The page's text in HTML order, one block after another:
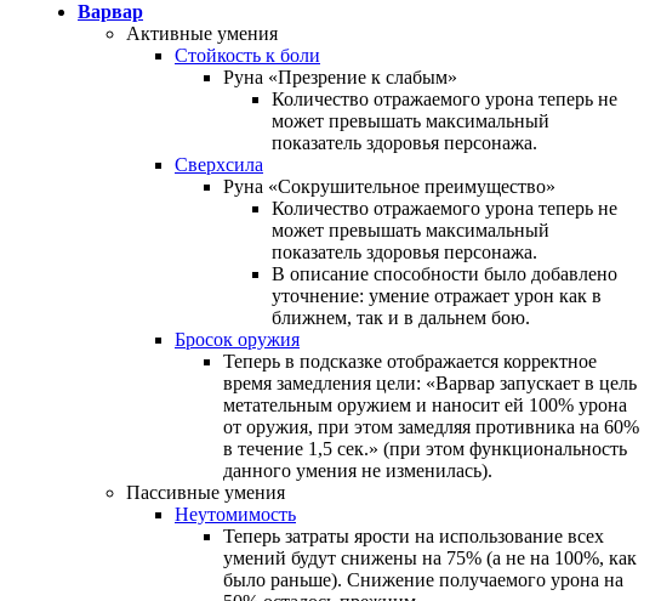
Варвар
Активные умения
Стойкость к боли
Руна «Презрение к слабым»
Количество отражаемого урона теперь не
может превышать максимальный
показатель здоровья персонажа.
Сверхсила
Руна «Сокрушительное преимущество»
Количество отражаемого урона теперь не
может превышать максимальный
показатель здоровья персонажа.
В описание способности было добавлено
уточнение: умение отражает урон как в
ближнем, так и в дальнем бою.
Бросок оружия
Теперь в подсказке отображается корректное
время замедления цели: «Варвар запускает в цель
метательным оружием и наносит ей 100% урона
от оружия, при этом замедляя противника на 60%
в течение 1,5 сек.» (при этом функциональность
данного умения не изменилась).
Пассивные умения
Неутомимость
Теперь затраты ярости на использование всех
умений будут снижены на 75% (а не на 100%, как
было раньше). Снижение получаемого урона на